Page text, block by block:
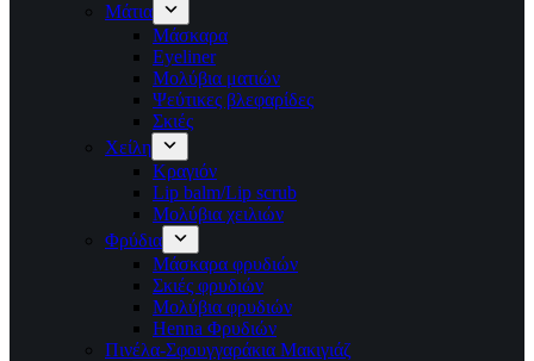
Μάτια
Μάσκαρα
Eyeliner
Μολύβια ματιών
Ψεύτικες βλεφαρίδες
Σκιές
Χείλη
Κραγιόν
Lip balm/Lip scrub
Μολύβια χειλιών
Φρύδια
Μάσκαρα φρυδιών
Σκιές φρυδιών
Μολύβια φρυδιών
Henna Φρυδιών
Πινέλα-Σφουγγαράκια Μακιγιάζ